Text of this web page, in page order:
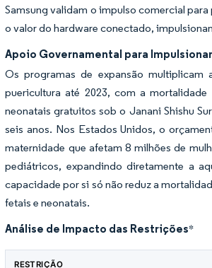
Samsung validam o impulso comercial
o valor do hardware conectado,
Apoio Governamental para
Os programas de expansão
puericultura até 2023, com a
neonatais gratuitos sob o Janani Shishu
seis anos. Nos Estados Unidos, o
maternidade que afetam 8 milhões de
pediátricos, expandindo diretamente a
capacidade por si só não reduz a
fetais e neonatais.
Análise de Impacto das Restrições*
RESTRIÇÃO